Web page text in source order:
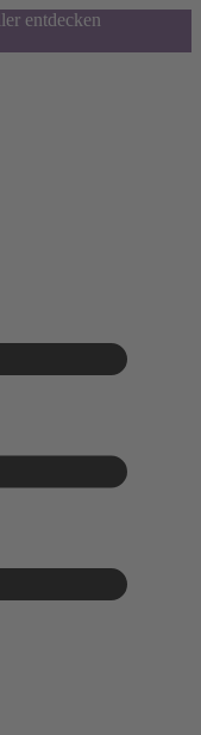
entdecken